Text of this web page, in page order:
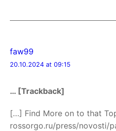
faw99
20.10.2024 at 09:15
… [Trackback]
[…] Find More on to that
rossorgo.ru/press/novosti/